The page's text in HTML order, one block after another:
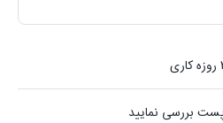
بررسی نمایید